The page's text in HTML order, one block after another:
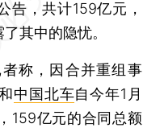
告，共计159亿元，
其中的隐忧。
称，因合并重组事
中国北车自今年1月
159亿元的合同总额